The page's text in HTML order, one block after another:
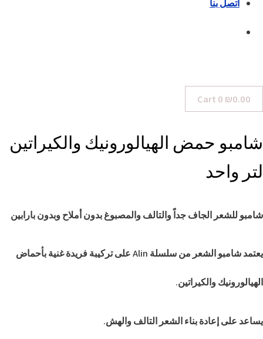
اتصل بنا
₪0.00
0
Cart
شامبو حمض الهيالورونيك والكيراتين
لتر واحد
شامبو للشعر الجاف جداً والتالف والمصبوغ بدون أملاح وبدون بارابين
يعتمد شامبو الشعر من سلسلة Alin على تركيبة فريدة غنية بأحماض
الهيالورونيك والكيراتين.
يساعد على إعادة بناء الشعر التالف والهش.